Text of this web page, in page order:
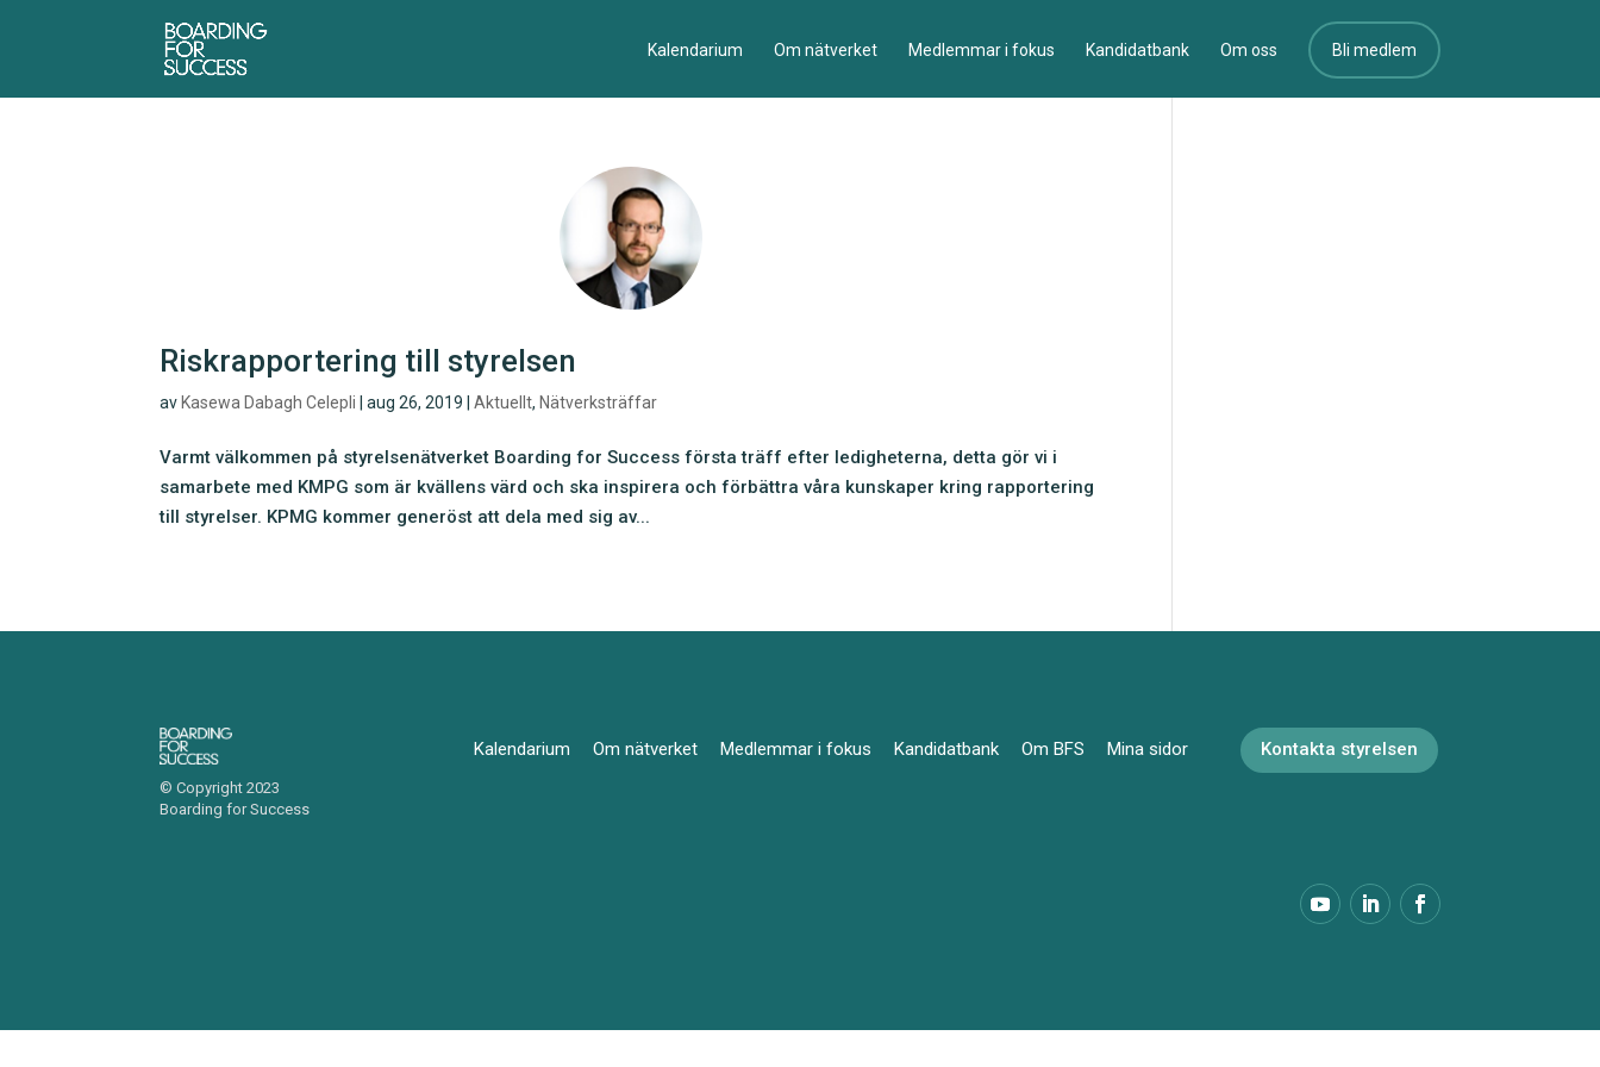
Kalendarium Om nätverket Medlemmar i fokus Kandidatbank Om oss Bli medlem
Riskrapportering till styrelsen
av Kasewa Dabagh Celepli |aug 26, 2019 |Aktuellt, Nätverksträffar
Varmt välkommen på styrelsenätverket Boarding for Success första träff efter ledigheterna, detta gör vi i
samarbete med KMPG som är kvällens värd och ska inspirera och förbättra våra kunskaper kring rapportering
till styrelser. KPMG kommer generöst att dela med sig av...
© Copyright 2023
Boarding for Success
Kalendarium Om nätverket Medlemmar i fokus Kandidatbank Om BFS Mina sidor Kontakta styrelsen